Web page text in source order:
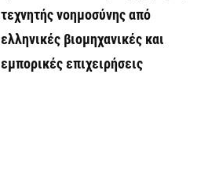
τεχνητής νοημοσύνης από
ελληνικές βιομηχανικές και
εμπορικές επιχειρήσεις